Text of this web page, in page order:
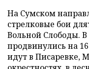
На Сумском
стрелковые бои
Вольной Слободы.
продвинулись на
идут в Писаревке,